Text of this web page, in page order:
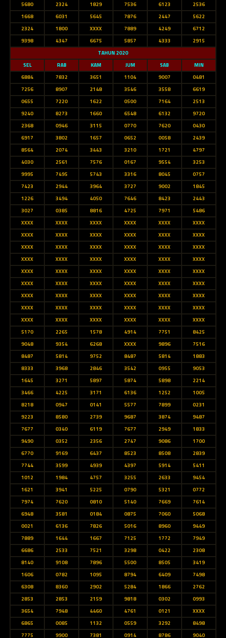
5680
2324 1829 7536 6123
2536
1668
6031 5645 7876 2447
5622
2324
1800 XXXX 7889 4249
6712
9398
4347 6675 5857 4333
2915
TAHUN 2020
SEL
RAB KAM JUM SAB
MIN
6884
7832 3651 1104 9007
0481
7256
8907 2148 3546 3558
6619
0655
7220 1622 0500 7164
2513
9240
8273 1660 6548 6132
9720
2368
0946 3115 0770 7620
0430
6917
3802 1657 0652 0058
2439
8564
2074 3443 3210 1721
4797
4030
2561 7576 0167 9554
3253
9995
7495 5743 3316 8045
0757
7423
2944 3964 3727 9002
1845
1226
3494 4050 7646 8423
2443
3027
0385 8816 4725 7971
5486
XXXX
XXXX XXXX XXXX XXXX
XXXX
XXXX
XXXX XXXX XXXX XXXX
XXXX
XXXX
XXXX XXXX XXXX XXXX
XXXX
XXXX
XXXX XXXX XXXX XXXX
XXXX
XXXX
XXXX XXXX XXXX XXXX
XXXX
XXXX
XXXX XXXX XXXX XXXX
XXXX
XXXX
XXXX XXXX XXXX XXXX
XXXX
XXXX
XXXX XXXX XXXX XXXX
XXXX
XXXX
XXXX XXXX XXXX XXXX
XXXX
5170
2265 1578 4914 7751
8425
9048
9354 6268 XXXX 9896
7516
8487
5814 9752 8487 5814
1883
8333
3968 2846 3542 0955
9053
1645
3271 5897 5874 5898
2214
3466
4225 3171 6136 1252
1005
8218
0947 0141 5577 7899
0231
9223
8580 2739 9687 3874
9487
7677
0340 6119 7677 2949
1833
9490
0352 2356 2747 9086
1700
6770
9169 6437 8523 8508
2839
7744
3599 4939 4397 5914
5411
1012
1984 4757 3255 2633
9454
1621
3941 5225 0790 5321
0772
7974
7620 0810 5140 7669
7614
6948
3581 0184 0875 7060
5068
0021
6136 7826 5016 8960
9449
7889
1644 1667 7125 1772
7949
6686
2533 7521 3298 0422
2308
8140
9108 7896 5500 8505
3419
1606
0782 1095 8794 6409
7498
6308
8360 2902 5284 1866
2762
2853
2853 2159 9818 0302
0993
3654
7948 4460 4761 0121
XXXX
6865
0085 1132 0559 3292
8498
7775
9900 7381 0914 8786 9040